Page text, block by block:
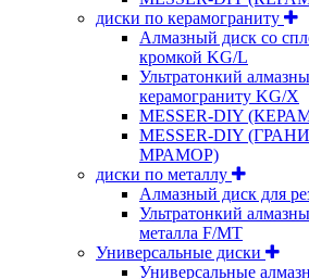
диски по керамограниту
Алмазный диск со
кромкой KG/L
Ультратонкий
керамограниту KG/X
MESSER-DIY
MESSER-DIY
МРАМОР)
диски по металлу
Алмазный диск для
Ультратонкий
металла F/MT
Универсальные диски
Универсальные